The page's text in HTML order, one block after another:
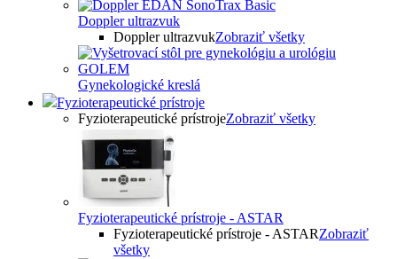
Doppler ultrazvuk
Doppler ultrazvukZobraziť všetky
Gynekologické kreslá
Fyzioterapeutické prístroje
Fyzioterapeutické prístrojeZobraziť všetky
Fyzioterapeutické prístroje - ASTAR
Fyzioterapeutické prístroje - ASTARZobraziť
všetky